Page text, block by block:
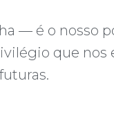
— é o nosso
que